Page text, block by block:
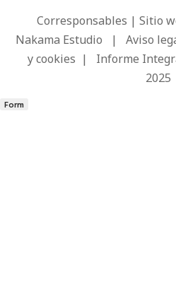
Corresponsables | Sitio
Nakama Estudio | Aviso
y cookies | Informe
2025
Form